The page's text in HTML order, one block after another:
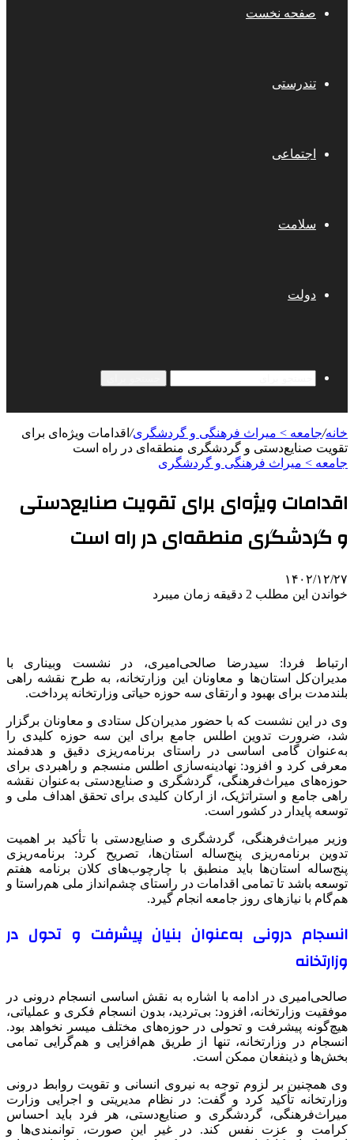
صفحه نخست
تندرستی
اجتماعی
سلامت
دولت
خانه/جامعه > میراث فرهنگی و گردشگری/ اقدامات ویژه‌ای برای
تقویت صنایع‌دستی و گردشگری منطقه‌ای در راه است
جامعه > میراث فرهنگی و گردشگری
اقدامات ویژه‌ای برای تقویت صنایع‌دستی
و گردشگری منطقه‌ای در راه است
۱۴۰۲/۱۲/۲۷
خواندن این مطلب 2 دقیقه زمان میبرد
ارتباط فردا: سیدرضا صالحی‌امیری، در نشست وبیناری با
مدیران‌کل استان‌ها و معاونان این وزارتخانه، به طرح نقشه راهی
بلندمدت برای بهبود و ارتقای سه حوزه حیاتی وزارتخانه پرداخت.
وی در این نشست که با حضور مدیران‌کل ستادی و معاونان برگزار
شد، ضرورت تدوین اطلس جامع برای این سه حوزه کلیدی را
به‌عنوان گامی اساسی در راستای برنامه‌ریزی دقیق و هدفمند
معرفی کرد و افزود: نهادینه‌سازی اطلس منسجم و راهبردی برای
حوزه‌های میراث‌فرهنگی، گردشگری و صنایع‌دستی به‌عنوان نقشه
راهی جامع و استراتژیک، از ارکان کلیدی برای تحقق اهداف ملی و
توسعه پایدار در کشور است.
وزیر میراث‌فرهنگی، گردشگری و صنایع‌دستی با تأکید بر اهمیت
تدوین برنامه‌ریزی پنج‌ساله استان‌ها، تصریح کرد: برنامه‌ریزی
پنج‌ساله استان‌ها باید منطبق با چارچوب‌های کلان برنامه هفتم
توسعه باشد تا تمامی اقدامات در راستای چشم‌انداز ملی هم‌راستا و
هم‌گام با نیازهای روز جامعه انجام گیرد.
انسجام درونی به‌عنوان بنیان پیشرفت و تحول در
وزارتخانه
صالحی‌امیری در ادامه با اشاره به نقش اساسی انسجام درونی در
موفقیت وزارتخانه، افزود: بی‌تردید، بدون انسجام فکری و عملیاتی،
هیچ‌گونه پیشرفت و تحولی در حوزه‌های مختلف میسر نخواهد بود.
انسجام در وزارتخانه، تنها از طریق هم‌افزایی و هم‌گرایی تمامی
بخش‌ها و ذینفعان ممکن است.
وی همچنین بر لزوم توجه به نیروی انسانی و تقویت روابط درونی
وزارتخانه تأکید کرد و گفت: در نظام مدیریتی و اجرایی وزارت
میراث‌فرهنگی، گردشگری و صنایع‌دستی، هر فرد باید احساس
کرامت و عزت نفس کند. در غیر این صورت، توانمندی‌ها و